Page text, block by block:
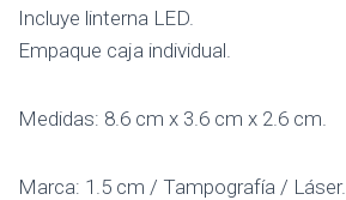
Incluye linterna LED.
Empaque caja individual.
Medidas: 8.6 cm x 3.6 cm x 2.6 cm.
Marca: 1.5 cm / Tampografía / Láser.